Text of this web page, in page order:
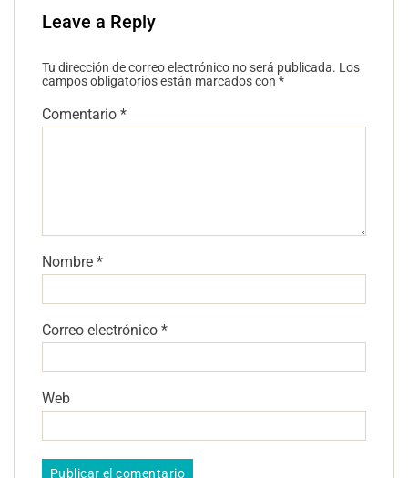
Leave a Reply
Tu dirección de correo electrónico no será publicada. Los
campos obligatorios están marcados con *
Comentario *
Nombre *
Correo electrónico *
Web